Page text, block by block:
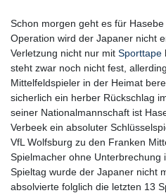
Schon morgen geht es für
Operation wird der Japaner nicht
Verletzung nicht nur mit Sporttape
steht zwar noch nicht fest,
Mittelfeldspieler in der Heimat
sicherlich ein herber Rückschlag
seiner Nationalmannschaft ist
Verbeek ein absoluter
VfL Wolfsburg zu den Franken
Spielmacher ohne Unterbrechung
Spieltag wurde der Japaner nicht
absolvierte folglich die letzten 13